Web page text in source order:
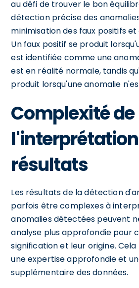
au défi de trouver le bon
détection précise des
minimisation des faux positifs
Un faux positif se produit
est identifiée comme une
est en réalité normale, tandis
produit lorsqu'une anomalie
Complexité de
résultats
Les résultats de la détection
parfois être complexes à
anomalies détectées peuvent
analyse plus approfondie pour
signification et leur origine.
une expertise approfondie et
supplémentaire des données.